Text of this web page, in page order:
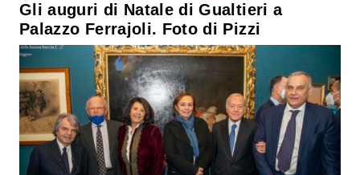
Gli auguri di Natale di Gualtieri a
Palazzo Ferrajoli. Foto di Pizzi